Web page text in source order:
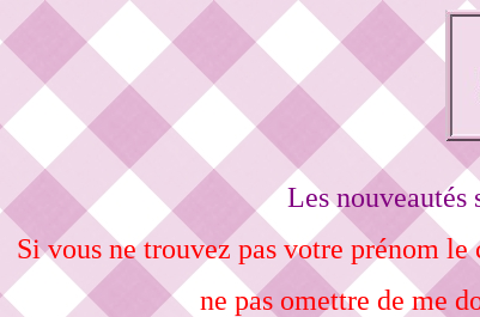
Les nouveautés
Si vous ne trouvez pas votre prénom
ne pas omettre de me